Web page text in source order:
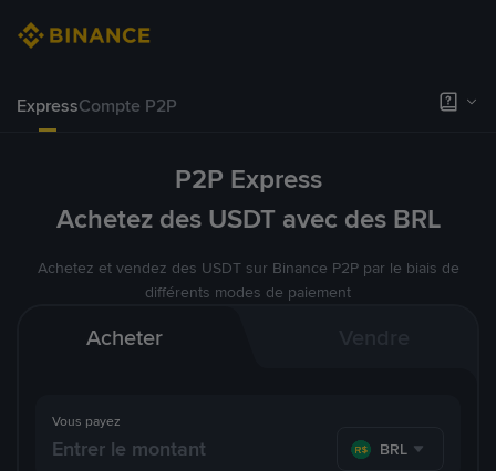
ExpressCompte P2P
P2P Express
Achetez des USDT avec des BRL
Achetez et vendez des USDT sur Binance P2P par le biais de
différents modes de paiement
Acheter
Vous payez
BRL